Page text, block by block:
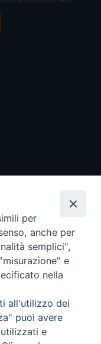
riservati - Vita
per
anche per
semplici",
e
nella
all'utilizzo dei
puoi avere
e